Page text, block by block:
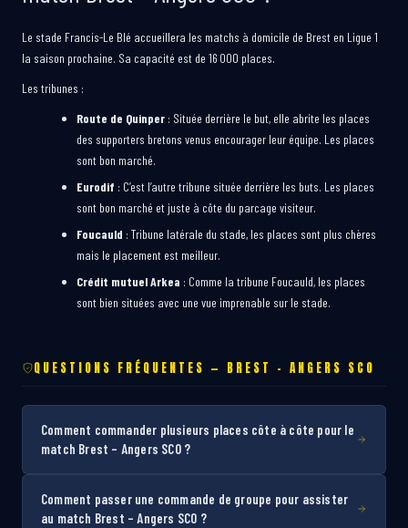
Le stade Francis-Le Blé accueillera les matchs à domicile de Brest en Ligue 1
la saison prochaine. Sa capacité est de 16 000 places.
Les tribunes :
Route de Quinper : Située derrière le but, elle abrite les places
des supporters bretons venus encourager leur équipe. Les places
sont bon marché.
Eurodif : C’est l’autre tribune située derrière les buts. Les places
sont bon marché et juste à côte du parcage visiteur.
Foucauld : Tribune latérale du stade, les places sont plus chères
mais le placement est meilleur.
Crédit mutuel Arkea : Comme la tribune Foucauld, les places
sont bien situées avec une vue imprenable sur le stade.
QUESTIONS FRÉQUENTES — BREST – ANGERS SCO
Comment commander plusieurs places côte à côte pour le
match Brest – Angers SCO ?
Comment passer une commande de groupe pour assister
au match Brest – Angers SCO ?